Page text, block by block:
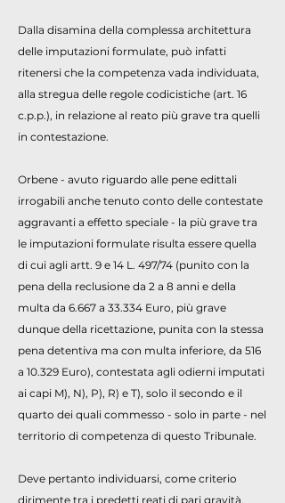
Dalla disamina della complessa architettura
delle imputazioni formulate, può infatti
ritenersi che la competenza vada individuata,
alla stregua delle regole codicistiche (art. 16
c.p.p.), in relazione al reato più grave tra quelli
in contestazione.
Orbene - avuto riguardo alle pene edittali
irrogabili anche tenuto conto delle contestate
aggravanti a effetto speciale - la più grave tra
le imputazioni formulate risulta essere quella
di cui agli artt. 9 e 14 L. 497/74 (punito con la
pena della reclusione da 2 a 8 anni e della
multa da 6.667 a 33.334 Euro, più grave
dunque della ricettazione, punita con la stessa
pena detentiva ma con multa inferiore, da 516
a 10.329 Euro), contestata agli odierni imputati
ai capi M), N), P), R) e T), solo il secondo e il
quarto dei quali commesso - solo in parte - nel
territorio di competenza di questo Tribunale.
Deve pertanto individuarsi, come criterio
dirimente tra i predetti reati di pari gravità,